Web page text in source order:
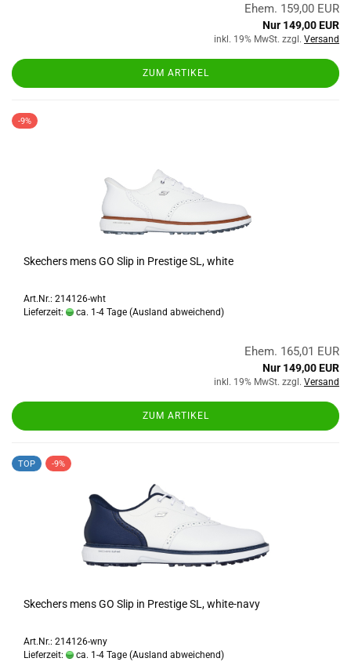
Ehem. 159,00 EUR
Nur 149,00 EUR
inkl. 19% MwSt. zzgl. Versand
ZUM ARTIKEL
-9%
Skechers mens GO Slip in Prestige SL, white
Art.Nr.: 214126-wht
Lieferzeit:
ca. 1-4 Tage (Ausland abweichend)
Ehem. 165,01 EUR
Nur 149,00 EUR
inkl. 19% MwSt. zzgl. Versand
ZUM ARTIKEL
TOP -9%
Skechers mens GO Slip in Prestige SL, white-navy
Art.Nr.: 214126-wny
Lieferzeit:
ca. 1-4 Tage (Ausland abweichend)